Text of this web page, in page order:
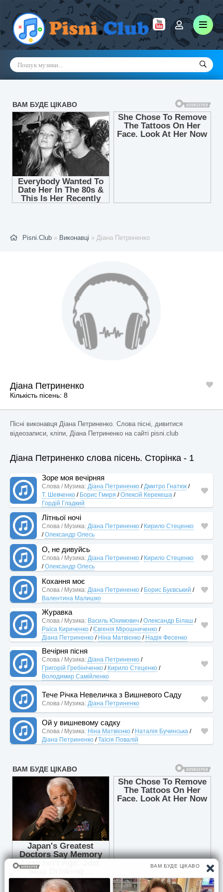
Pisni.Club » Виконавці » Діана Петриненко
Діана Петриненко
Кількість пісень: 8
Пісні виконавця Діана Петриненко. Слова пісні, дивитися
відеозаписи, кліпи, Діана Петриненко на сайті pisni.club
Діана Петриненко слова пісень. Сторінка - 1
Зоре моя вечірняя
Слова / Музика: Діана Петриненко /Дмитро Гнатюк /
Т. Шевченко / Борис Гмиря /Олексій Керекеша /
Гордій Гладкий
Літньої ночі
Слова / Музика: Діана Петриненко / Кирило Стеценко
/Олександр Олесь
О, не дивуйсь
Слова / Музика: Діана Петриненко / Кирило Стеценко
/Олександр Олесь
Кохання моє
Слова / Музика: Діана Петриненко / Борис Буєвський /
Валентина Малишко
Журавка
Слова / Музика: Василь Юхимович /Олександр Білаш /
Раїса Кириченко /Євгенія Мірошниченко /
Діана Петриненко / Ніна Матвієнко / Надія Фесенко
Вечірня пісня
Слова / Музика: Діана Петриненко /
Григорій Гребініченко / Кирило Стеценко /
Володимир Самійленко
Тече Річка Невеличка з Вишневого Саду
Слова / Музика: Діана Петриненко
Ой у вишневому садку
Слова / Музика: Ніна Матвієнко / Наталія Бучинська /
Діана Петриненко /Таїсія Повалій